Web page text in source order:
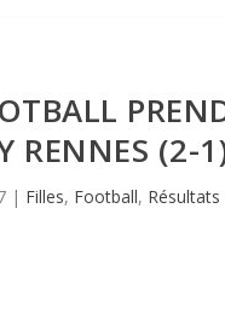
RENNES (2-
| Filles, Football, Résultats